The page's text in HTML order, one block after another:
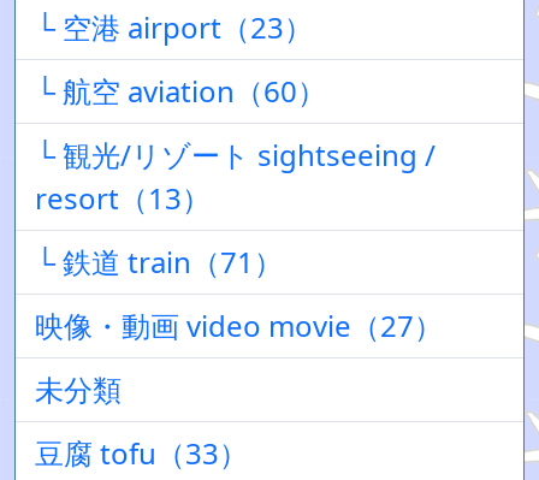
└ 空港 airport（23）
└ 航空 aviation（60）
└ 観光/リゾート sightseeing /
resort（13）
└ 鉄道 train（71）
映像・動画 video movie（27）
未分類
豆腐 tofu（33）